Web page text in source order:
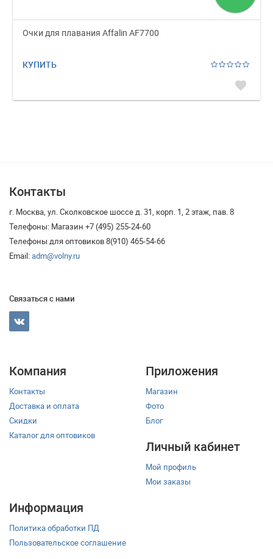
Очки для плавания Affalin AF7700
КУПИТЬ
favorite
Контакты
г. Москва, ул. Сколковское шоссе д. 31, корп. 1, 2 этаж, пав. 8
Телефоны: Магазин +7 (495) 255-24-60
Телефоны для оптовиков 8(910) 465-54-66
Email:adm@volny.ru
Связаться с нами
Компания
Контакты
Доставка и оплата
Скидки
Каталог для оптовиков
Приложения
Магазин
Фото
Блог
Личный кабинет
Мой профиль
Мои заказы
Информация
Политика обработки ПД
Пользовательское соглашение